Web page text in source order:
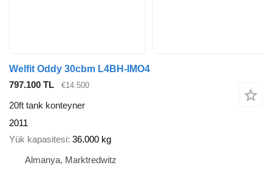
Welfit Oddy 30cbm L4BH-IMO4
797.100 TL
€14.500
20ft tank konteyner
2011
Yük kapasitesi 36.000 kg
Almanya, Marktredwitz